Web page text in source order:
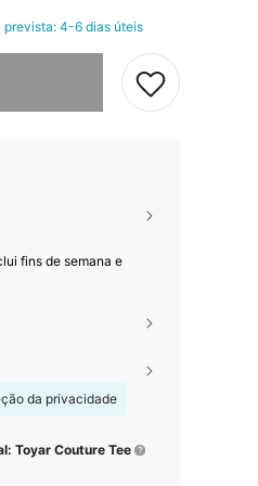
prevista: 4-6 dias úteis
fins de semana e
da privacidade
Toyar Couture Tee